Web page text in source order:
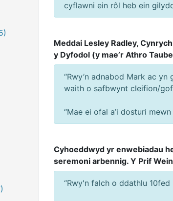
cyflawni ein rôl heb ein
Meddai Lesley Radley,
y Dyfodol (y mae’r Athro
“Rwy’n adnabod Mark ac
waith o safbwynt cleifion/
“Mae ei ofal a’i dosturi
Cyhoeddwyd yr enwebiadau
seremoni arbennig. Y Prif
“Rwy'n falch o ddathlu